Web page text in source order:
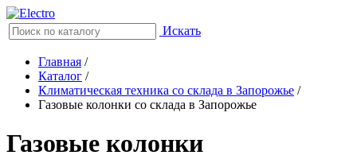
Искать
Главная /
Каталог /
Климатическая техника со склада в Запорожье /
Газовые колонки со склада в Запорожье
Газовые колонки